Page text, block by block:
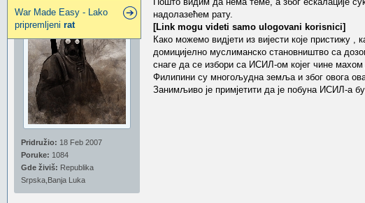
War Made Easy - Lako
pripremljeni rat
Pridružio: 18 Feb 2007
Poruke: 1084
Gde živiš: Republika
Srpska,Banja Luka
надолазећем рату.
[Link mogu videti samo ulogovani korisnici]
Како можемо видјети из вијести које пристижу
домицијелно муслиманско становништво са
снаге да се избори са ИСИЛ-ом којег чине
Филипини су многољудна земља и због овога
Занимљиво је примјетити да је побуна ИСИЛ-а